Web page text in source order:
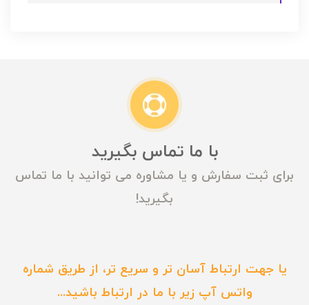
با ما تماس بگیرید
برای ثبت سفارش و یا مشاوره می توانید با ما تماس
بگیرید!
یا جهت ارتباط آسان تر و سریع تر، از طریق شماره
واتس آپ زیر با ما در ارتباط باشید...